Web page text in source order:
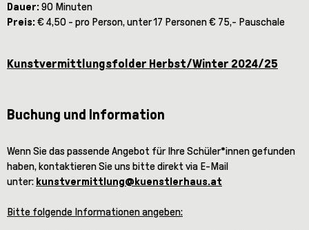
Dauer: 90 Minuten
Preis: € 4,50 - pro Person, unter 17 Personen € 75,- Pauschale
Kunstvermittlungsfolder Herbst/Winter 2024/25
Buchung und Information
Wenn Sie das passende Angebot für Ihre Schüler*innen gefunden
haben, kontaktieren Sie uns bitte direkt via E-Mail
unter: kunstvermittlung@kuenstlerhaus.at
Bitte folgende Informationen angeben: